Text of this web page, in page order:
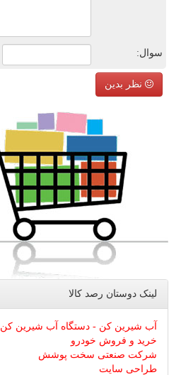
سوال:
نظر بدین
لینک دوستان رصد كالا
آب شیرین کن - دستگاه آب شیرین کن
خرید و فروش خودرو
شرکت صنعتی سخت پوشش
طراحی سایت